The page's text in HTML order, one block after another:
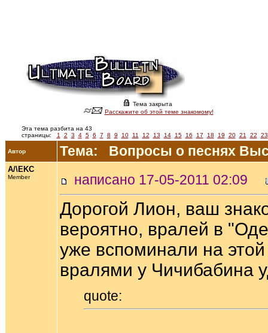
Тема закрыта
Расскажите об этой теме знакомому!
Эта тема разбита на 43
страницы:
1 2 3 4 5 6 7 8 9 10 11 12 13 14 15 16 17 18 19 20 21 22 23
Автор Тема: Вопросы о песнях
A/\EKC
Member написано 17-05-2011 02:09
Дорогой Лион, ваш
вероятно, вралей в
уже вспоминали на
вралями у Чичибабинa
quote: